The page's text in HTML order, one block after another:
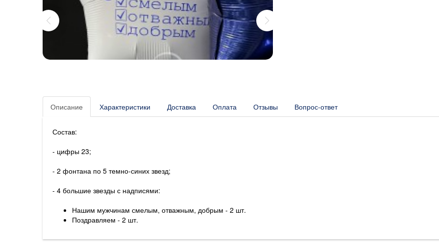
Описание Характеристики Доставка Оплата Отзывы Вопрос-ответ
Состав:
- цифры 23;
- 2 фонтана по 5 темно-синих звезд;
- 4 большие звезды с надписями:
Нашим мужчинам смелым, отважным, добрым - 2 шт.
Поздравляем - 2 шт.